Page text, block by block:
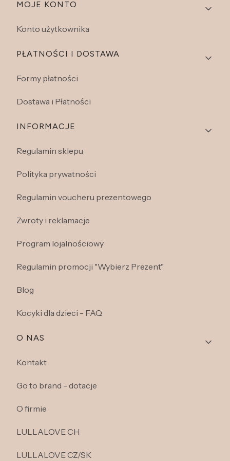
Linki w stopce
MOJE KONTO
Konto użytkownika
PŁATNOŚCI I DOSTAWA
Formy płatności
Dostawa i Płatności
INFORMACJE
Regulamin sklepu
Polityka prywatności
Regulamin voucheru prezentowego
Zwroty i reklamacje
Program lojalnościowy
Regulamin promocji "Wybierz Prezent"
Blog
Kocyki dla dzieci - FAQ
O NAS
Kontakt
Go to brand - dotacje
O firmie
LULLALOVE CH
LULLALOVE CZ/SK